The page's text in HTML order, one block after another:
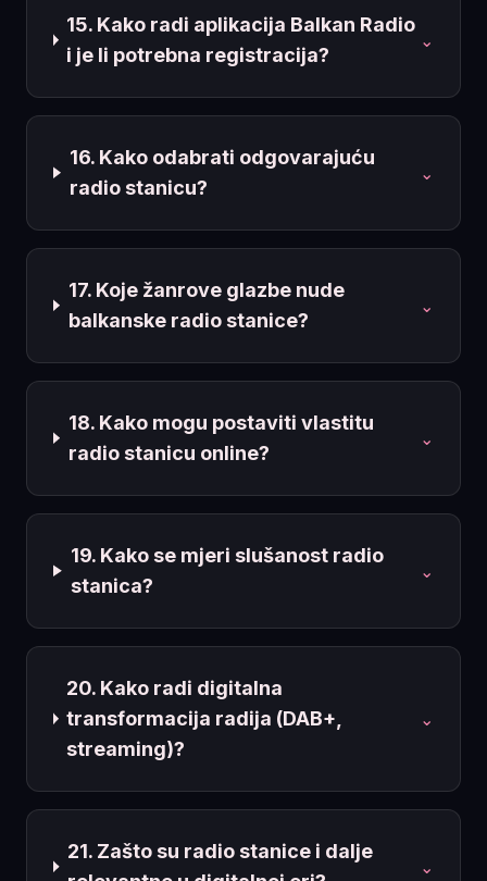
15. Kako radi aplikacija Balkan Radio
i je li potrebna registracija?
⌄
16. Kako odabrati odgovarajuću
radio stanicu?
⌄
17. Koje žanrove glazbe nude
balkanske radio stanice?
⌄
18. Kako mogu postaviti vlastitu
radio stanicu online?
⌄
19. Kako se mjeri slušanost radio
stanica?
⌄
20. Kako radi digitalna
transformacija radija (DAB+,
streaming)?
⌄
21. Zašto su radio stanice i dalje
⌄